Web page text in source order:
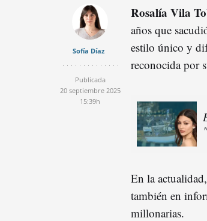
Sofía Díaz
Publicada
20 septiembre 2025
15:39h
Rosalía Vila
años que
estilo único y
reconocida por
En la
también en
millonarias.